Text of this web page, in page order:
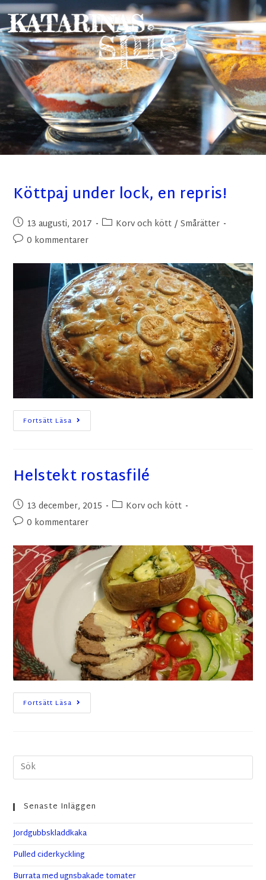
Köttpaj under lock, en repris!
13 augusti, 2017 Korv och kött / Smårätter
0 kommentarer
Fortsätt Läsa
Helstekt rostasfilé
13 december, 2015
Korv och kött
0 kommentarer
Fortsätt Läsa
Senaste Inläggen
Jordgubbskladdkaka
Pulled ciderkyckling
Burrata med ugnsbakade tomater